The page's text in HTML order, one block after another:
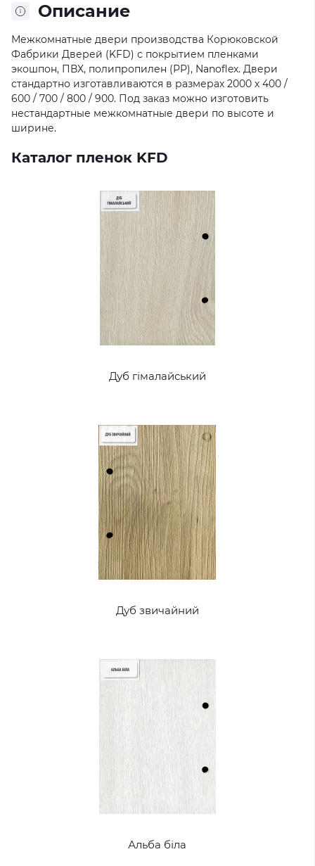
Описание
Межкомнатные двери производства Корюковской
Фабрики Дверей (KFD) с покрытием пленками
экошпон, ПВХ, полипропилен (РР), Nanoflex. Двери
стандартно изготавливаются в размерах 2000 х 400 /
600 / 700 / 800 / 900. Под заказ можно изготовить
нестандартные межкомнатные двери по высоте и
ширине.
Каталог пленок KFD
Дуб гімалайський
Дуб звичайний
Альба біла